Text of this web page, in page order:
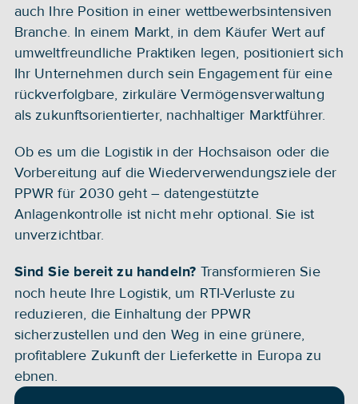
auch Ihre Position in einer wettbewerbsintensiven
Branche. In einem Markt, in dem Käufer Wert auf
umweltfreundliche Praktiken legen, positioniert sich
Ihr Unternehmen durch sein Engagement für eine
rückverfolgbare, zirkuläre Vermögensverwaltung
als zukunftsorientierter, nachhaltiger Marktführer.
Ob es um die Logistik in der Hochsaison oder die
Vorbereitung auf die Wiederverwendungsziele der
PPWR für 2030 geht – datengestützte
Anlagenkontrolle ist nicht mehr optional. Sie ist
unverzichtbar.
Sind Sie bereit zu handeln? Transformieren Sie
noch heute Ihre Logistik, um RTI-Verluste zu
reduzieren, die Einhaltung der PPWR
sicherzustellen und den Weg in eine grünere,
profitablere Zukunft der Lieferkette in Europa zu
ebnen.